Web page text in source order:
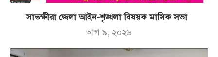
সাতক্ষীরা জেলা আইন-শৃঙ্খলা বিষয়ক মাসিক সভা
আগ ৯, ২০২৬